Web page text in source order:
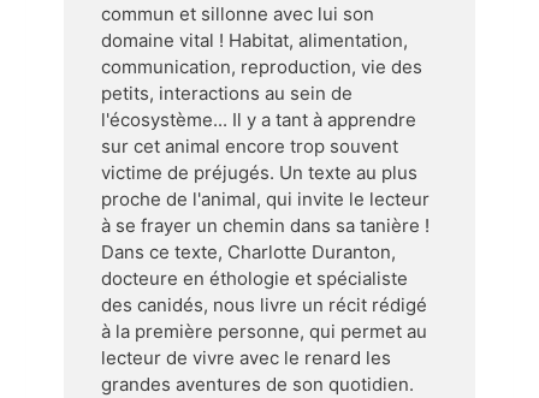
commun et sillonne avec lui son
domaine vital ! Habitat, alimentation,
communication, reproduction, vie des
petits, interactions au sein de
l'écosystème... Il y a tant à apprendre
sur cet animal encore trop souvent
victime de préjugés. Un texte au plus
proche de l'animal, qui invite le lecteur
à se frayer un chemin dans sa tanière !
Dans ce texte, Charlotte Duranton,
docteure en éthologie et spécialiste
des canidés, nous livre un récit rédigé
à la première personne, qui permet au
lecteur de vivre avec le renard les
grandes aventures de son quotidien.